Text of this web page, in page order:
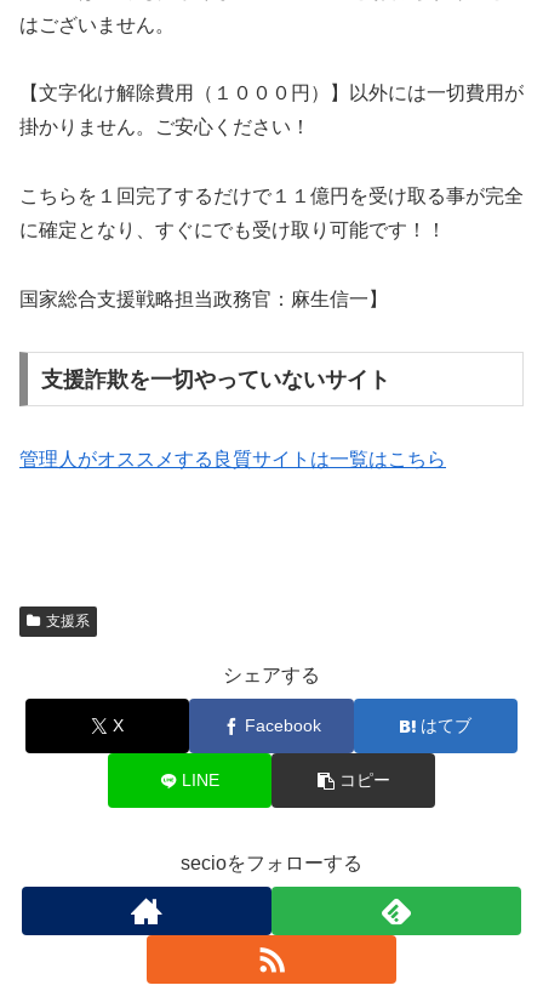
はございません。
【文字化け解除費用（１０００円）】以外には一切費用が
掛かりません。ご安心ください！
こちらを１回完了するだけで１１億円を受け取る事が完全
に確定となり、すぐにでも受け取り可能です！！
国家総合支援戦略担当政務官：麻生信一】
支援詐欺を一切やっていないサイト
管理人がオススメする良質サイトは一覧はこちら
支援系
シェアする
X Facebook はてブ
LINE コピー
secioをフォローする